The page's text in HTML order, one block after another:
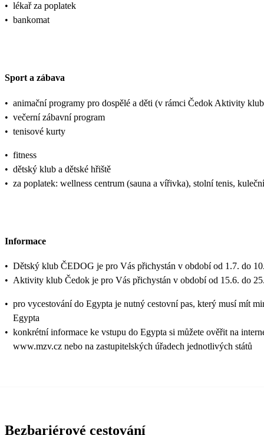
• lékař za poplatek
• bankomat
Sport a zábava
• animační programy pro dospělé a děti (v rámci Čedok Aktivity
• večerní zábavní program
• tenisové kurty
• fitness
• dětský klub a dětské hřiště
• za poplatek: wellness centrum (sauna a vířivka), stolní tenis,
Informace
• Dětský klub ČEDOG je pro Vás přichystán v období od 1.7. do
• Aktivity klub Čedok je pro Vás přichystán v období od 15.6. do
• pro vycestování do Egypta je nutný cestovní pas, který musí mít
Egypta
• konkrétní informace ke vstupu do Egypta si můžete ověřit na
www.mzv.cz nebo na zastupitelských úřadech jednotlivých států
Bezbariérové cestování